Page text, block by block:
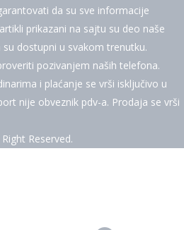
da su sve informacije
prikazani na sajtu su deo naše
dostupni u svakom trenutku.
pozivanjem naših telefona.
i plaćanje se vrši isključivo u
nije obveznik pdv-a. Prodaja se vrši
Right Reserved.